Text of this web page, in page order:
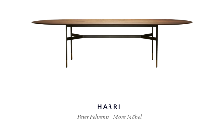
HARRI
Peter Fehrentz | More Möbel